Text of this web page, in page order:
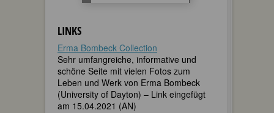
LINKS
Erma Bombeck Collection
Sehr umfangreiche, informative und
schöne Seite mit vielen Fotos zum
Leben und Werk von Erma Bombeck
(University of Dayton) – Link eingefügt
am 15.04.2021 (AN)